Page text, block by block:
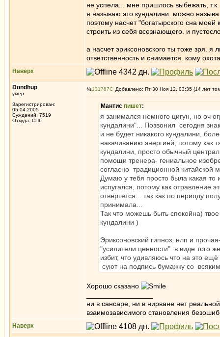
не успела... мне пришлось выбежать,
я называю это кундалини. можно
поэтому насчет "богатырского сна
строить из себя всезнающего. и
а насчет эриксоновского ты тоже зря.
ответственность и снимается. кому
Наверх
Dondhup
умер
Зарегистрирован:
05.04.2005
Суждений: 7519
Откуда: СПб
№131787 Добавлено: Пт 30 Ноя 12, 03:35 (14 лет
Мантис пишет:
я занимался немного цигун, но оч
кундалини"... Позвонил сегодня
и не будет никакого кундалини,
накачиванию энергией, потому как
кундалини, просто обычный
помощи тренера- гениальное
согласно традиционной китайской
Думаю у тебя просто была какая то
испугался, потому как отравление
отвертется... так как по периоду
принимала...
Так что можешь быть спокойна)
кундалини )
Эриксоновский гипноз, нлп и
"усилители ценности" в виде того
избит, что удивляюсь что на это
суют на подпись бумажку со
Хорошо сказано
ни в сансаре, ни в нирване нет
взаимозависимого становления
Наверх